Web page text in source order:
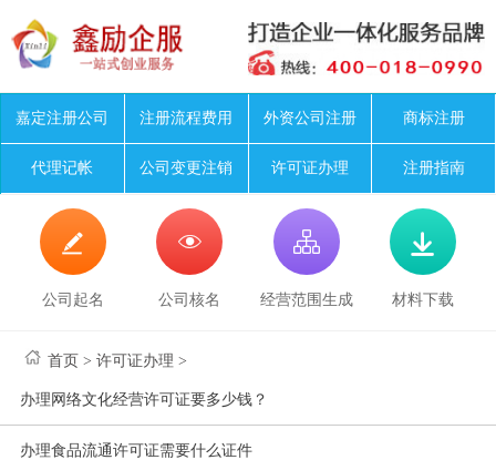
嘉定注册公司 注册流程费用 外资公司注册 商标注册
代理记帐 公司变更注销 许可证办理 注册指南

公司起名

公司核名

经营范围生成

材料下载
首页 >许可证办理 >
办理网络文化经营许可证要多少钱？
办理食品流通许可证需要什么证件